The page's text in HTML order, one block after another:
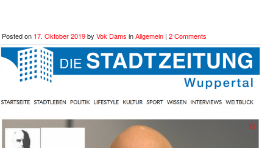
Posted on 17. Oktober 2019by Vok Dams inAllgemein | 2 Comments